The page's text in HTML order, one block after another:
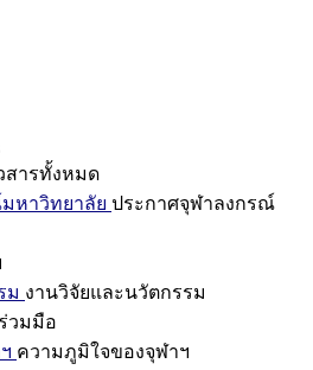
สารทั้งหมด
หาวิทยาลัย ประกาศจุฬาลงกรณ์
ม งานวิจัยและนวัตกรรม
วมมือ
ความภูมิใจของจุฬาฯ